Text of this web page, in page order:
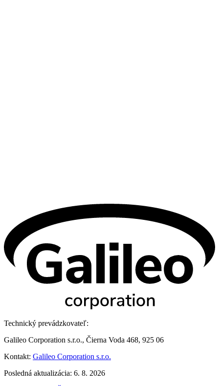
Technický prevádzkovateľ:
Galileo Corporation s.r.o., Čierna Voda 468, 925 06
Kontakt: Galileo Corporation s.r.o.
Posledná aktualizácia: 6. 8. 2026